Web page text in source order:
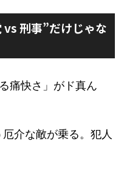
刑事”だけじゃな
痛快さ」がド真ん
介な敵が乗る。犯人